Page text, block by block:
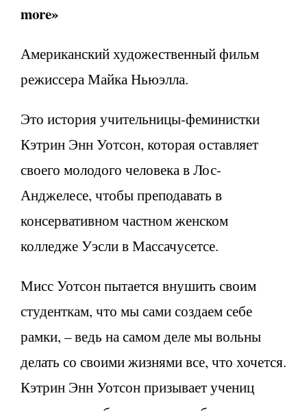
more»
Американский художественный фильм
режиссера Майка Ньюэлла.
Это история учительницы-феминистки
Кэтрин Энн Уотсон, которая оставляет
своего молодого человека в Лос-
Анджелесе, чтобы преподавать в
консервативном частном женском
колледже Уэсли в Массачусетсе.
Мисс Уотсон пытается внушить своим
студенткам, что мы сами создаем себе
рамки, – ведь на самом деле мы вольны
делать со своими жизнями все, что хочется.
Кэтрин Энн Уотсон призывает учениц